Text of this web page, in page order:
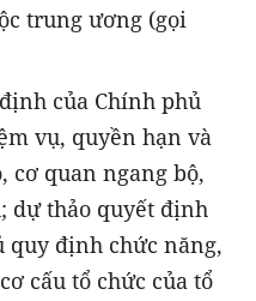
trung ương (gọi
của Chính phủ
vụ, quyền hạn và
cơ quan ngang bộ,
dự thảo quyết định
quy định chức năng,
cấu tổ chức của tổ